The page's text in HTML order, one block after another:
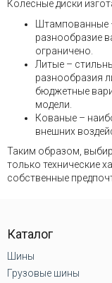
Колесные диски
Штампованные
разнообразие
ограничено.
Литые –
разнообразия
бюджетные
модели.
Кованые –
внешних
Таким образом,
только технические
собственные
Каталог
Шины
Грузовые шины